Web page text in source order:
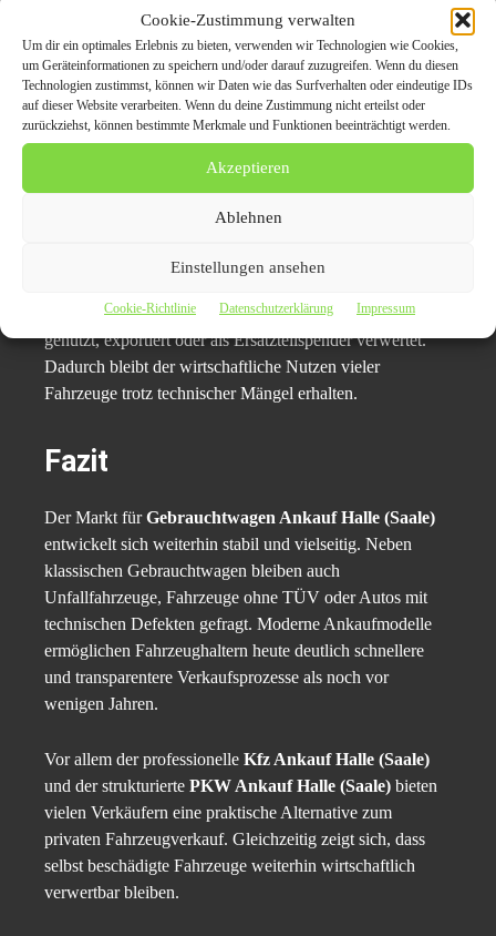
Cookie-Zustimmung verwalten
Um dir ein optimales Erlebnis zu bieten, verwenden wir Technologien wie Cookies,
um Geräteinformationen zu speichern und/oder darauf zuzugreifen. Wenn du diesen
Technologien zustimmst, können wir Daten wie das Surfverhalten oder eindeutige IDs
auf dieser Website verarbeiten. Wenn du deine Zustimmung nicht erteilst oder
zurückziehst, können bestimmte Merkmale und Funktionen beeinträchtigt werden.
Akzeptieren
Ablehnen
Einstellungen ansehen
Cookie-Richtlinie Datenschutzerklärung Impressum
Verkaufsprozess erheblich. Anbieter reagieren damit auf
veränderte Erwartungen der Verbraucher.
Der regionale Markt rund um den
Gebrauchtwagen
Ankauf Halle (Saale)profitiert insbesondere von
Viele Fahrzeughalter bevorzugen inzwischen transparente
an Bedeutung. Gebrauchtfahrzeuge werden länger
genutzt, exportiert oder als Ersatzteilspender verwertet.
Dadurch bleibt der wirtschaftliche Nutzen vieler
Fahrzeuge trotz technischer Mängel erhalten.
Fazit
Der Markt fürGebrauchtwagen Ankauf Halle (Saale)
entwickelt sich weiterhin stabil und vielseitig. Neben
klassischen Gebrauchtwagen bleiben auch
Unfallfahrzeuge, Fahrzeuge ohne TÜV oder Autos mit
technischen Defekten gefragt. Moderne Ankaufmodelle
ermöglichen Fahrzeughaltern heute deutlich schnellere
und transparentere Verkaufsprozesse als noch vor
wenigen Jahren.
Vor allem der professionelle Kfz Ankauf Halle (Saale)
und der strukturierte PKW Ankauf Halle (Saale) bieten
vielen Verkäufern eine praktische Alternative zum
privaten Fahrzeugverkauf. Gleichzeitig zeigt sich, dass
selbst beschädigte Fahrzeuge weiterhin wirtschaftlich
verwertbar bleiben.